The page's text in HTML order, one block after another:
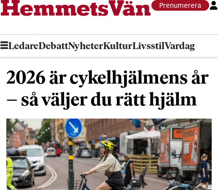
Prenumerera
LedareDebattNyheterKulturLivsstilVardag
2026 är cykelhjälmens år
– så väljer du rätt hjälm